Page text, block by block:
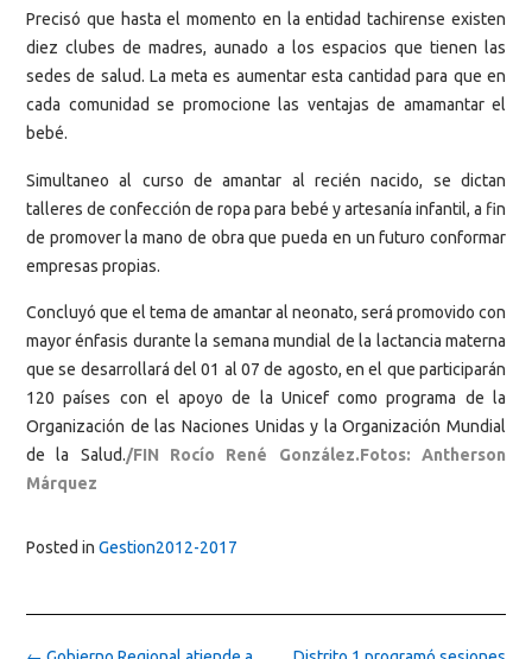
Precisó que hasta el momento en la entidad tachirense existen
diez clubes de madres, aunado a los espacios que tienen las
sedes de salud. La meta es aumentar esta cantidad para que en
cada comunidad se promocione las ventajas de amamantar el
bebé.
Simultaneo al curso de amantar al recién nacido, se dictan
talleres de confección de ropa para bebé y artesanía infantil, a fin
de promover la mano de obra que pueda en un futuro conformar
empresas propias.
Concluyó que el tema de amantar al neonato, será promovido con
mayor énfasis durante la semana mundial de la lactancia materna
que se desarrollará del 01 al 07 de agosto, en el que participarán
120 países con el apoyo de la Unicef como programa de la
Organización de las Naciones Unidas y la Organización Mundial
de la Salud./FIN Rocío René González.Fotos: Antherson
Márquez
Posted in Gestion2012-2017